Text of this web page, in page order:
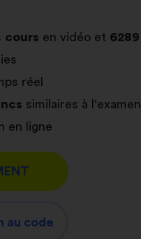
cours en vidéo et
réel
similaires à
en ligne
au code